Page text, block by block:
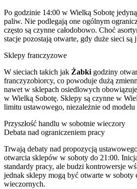
Po godzinie 14:00 w Wielką Sobotę
paliw. Nie podlegają one ogólnym
często są czynne całodobowo. Choć
stacje pozostają otwarte, gdy duże sieci są
Sklepy franczyzowe
W sieciach takich jak Żabki godziny
franczyzobiorcy, co powoduje dużą
nawet w sklepach osiedlowych
w Wielką Sobotę. Sklepy są czynne w
limitu ustawowego, niezależnie od modelu
Przyszłość handlu w sobotnie wieczory
Debata nad ograniczeniem pracy
Trwają debaty nad propozycją
otwarcia sklepów w soboty do 21:00.
standardy pracy, ale budzi kontrowersje
jednak sklepy mogą być otwarte w soboty
wieczornych.